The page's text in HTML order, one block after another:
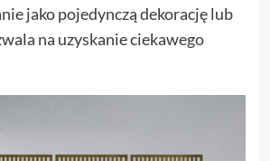
jako pojedynczą dekorację lub
na uzyskanie ciekawego